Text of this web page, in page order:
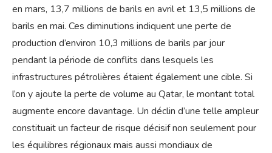
en mars, 13,7 millions de barils en avril et 13,5 millions de
barils en mai. Ces diminutions indiquent une perte de
production d’environ 10,3 millions de barils par jour
pendant la période de conflits dans lesquels les
infrastructures pétrolières étaient également une cible. Si
l’on y ajoute la perte de volume au Qatar, le montant total
augmente encore davantage. Un déclin d’une telle ampleur
constituait un facteur de risque décisif non seulement pour
les équilibres régionaux mais aussi mondiaux de